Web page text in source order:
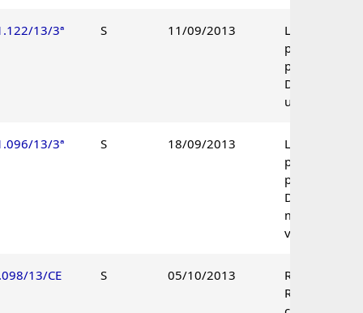
13/3ª S 11/09/2013
Lançamento
parcialmente
procedente.
Decisão
unânime.
13/3ª S 18/09/2013
Lançamento
parcialmente
procedente.
Decisão por
maioria de
votos.
13/CE S 05/10/2013
Recurso de
Revisão